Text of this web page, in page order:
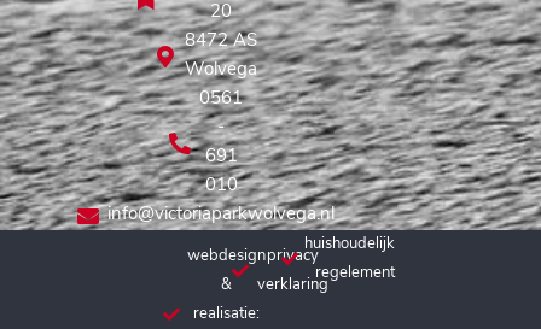
20
8472 AS
Wolvega
0561
-
691
010
info@victoriaparkwolvega.nl
webdesign
&
realisatie:
privacy
verklaring
huishoudelijk
regelement